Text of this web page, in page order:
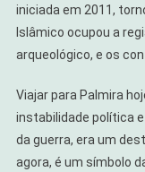
iniciada em 2011,
Islâmico ocupou a
arqueológico, e os
Viajar para Palmira
instabilidade política
da guerra, era um
agora, é um símbolo